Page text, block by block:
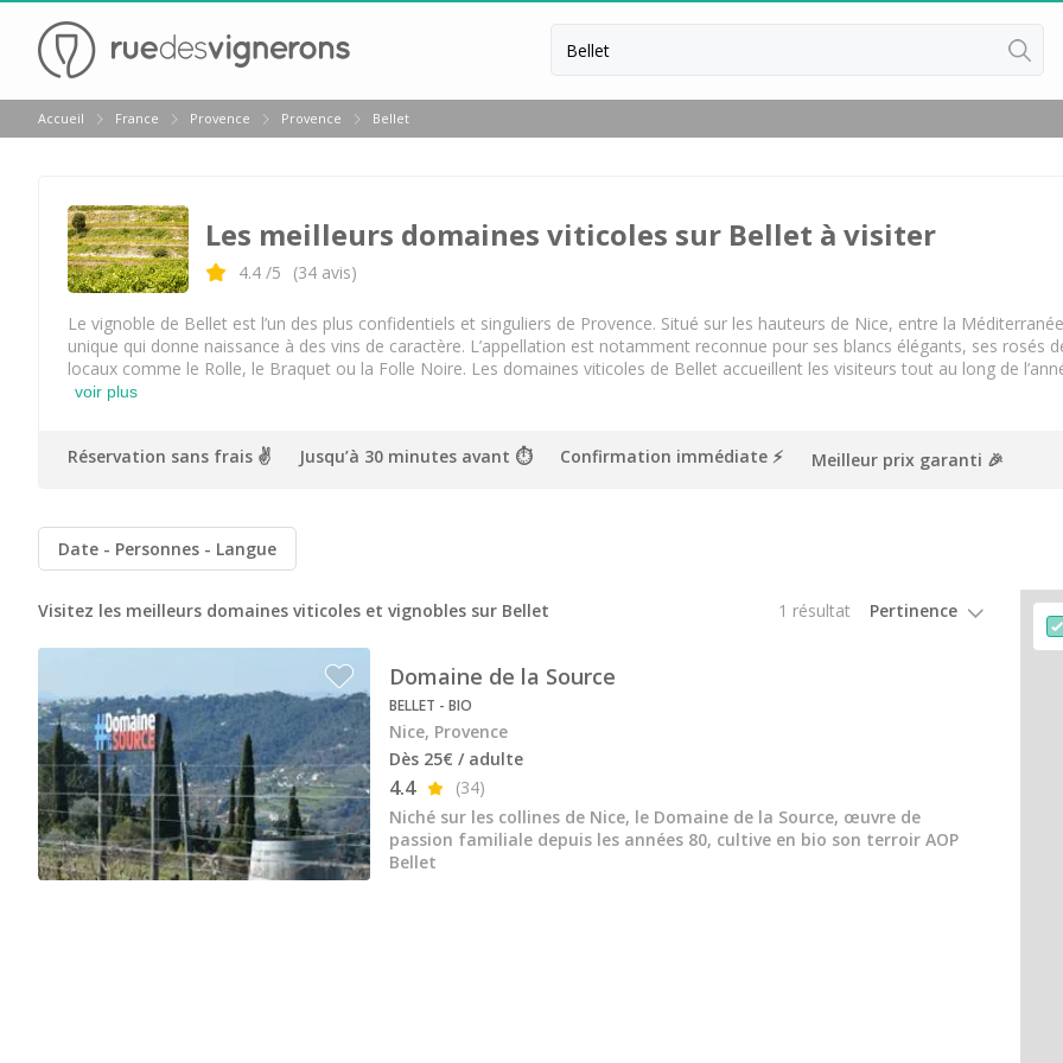
Retour
Dégustation vin Aix en Provence
Dégustation vin Marseille
Domaines viticoles Nice
Domaines viticoles Var
Château Font du Broc
Château Saint Maur
Commanderie de Peyrassol
Domaine de la Croix
Ateliers d’assemblage
Cours d'oenologie
Visite cave & dégustation vin Alsace
Visite cave & dégustation vin Beaujolais
Cours d'oenologie Aix en Provence
Cours d'oenologie Marseille
Tous les cours d'oenologie
Séjour oenologique Beaune
Séjour oenologique Bourgogne
Séjour oenologique Saint Emilion
Tous les ateliers d'assemblage
Accueil France Provence Provence Bellet
Les meilleurs domaines viticoles sur Bellet à visiter
4.4 /5 (34 avis)
Le vignoble de Bellet est l’un des plus confidentiels et singuliers de Provence. Situé sur les hauteurs de Nice, entre la
unique qui donne naissance à des vins de caractère. L’appellation est notamment reconnue pour ses blancs élégants, ses rosés
locaux comme le Rolle, le Braquet ou la Folle Noire. Les domaines viticoles de Bellet accueillent les visiteurs tout au long de
voir plus
Réservation sans frais ✌️ Jusqu’à 30 minutes avant ⏱ Confirmation immédiate ⚡️ Meilleur prix garanti 🎉
Date Personnes Langue
Visitez les meilleurs domaines viticoles et vignobles sur Bellet 1 résultat
Domaine de la Source
BELLET - BIO
Nice, Provence
Dès 25€ / adulte
4.4
(34)
Niché sur les collines de Nice, le Domaine de la Source, œuvre de
passion familiale depuis les années 80, cultive en bio son terroir AOP
Bellet